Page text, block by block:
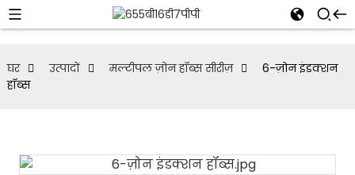
घर उत्पादों मल्टीपल ज़ोन हॉब्स सीरीज़
6-ज़ोन इंडक्शन
हॉब्स